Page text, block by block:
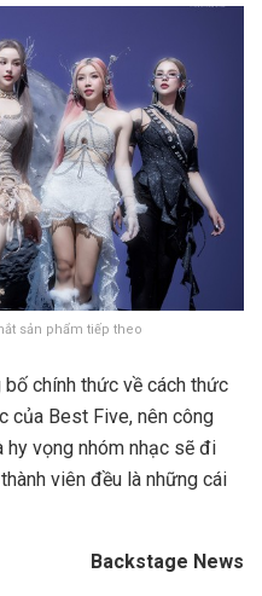
sản phẩm tiếp theo
chính thức về cách thức
của Best Five, nên công
vọng nhóm nhạc sẽ đi
viên đều là những cái
Backstage News